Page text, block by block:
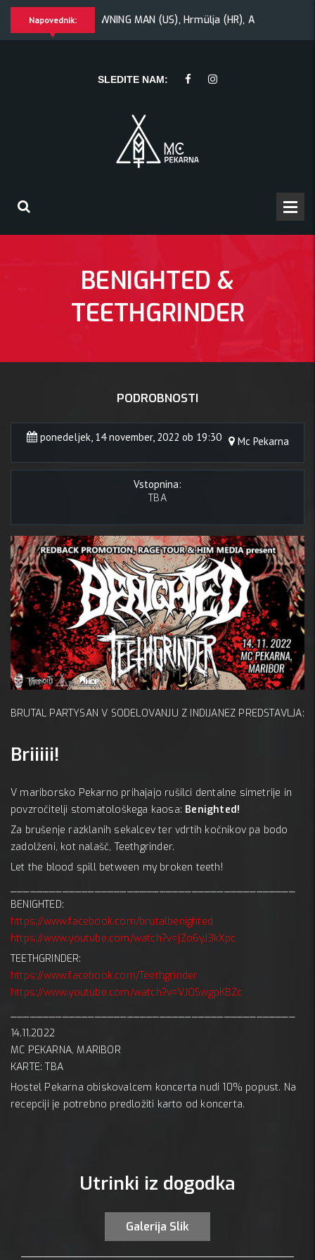
Napovednik:
Morywa
YAWNING MAN (US), Hrmülja (HR), A Gram trip (HR)
(HR), A Gram trip (HR)
SLEDITE NAM:
BENIGHTED &
TEETHGRINDER
PODROBNOSTI
ponedeljek, 14 november, 2022 ob 19:30 Mc Pekarna
Vstopnina:
TBA
Mc
BRUTAL PARTYSAN V SODELOVANJU Z INDIJANEZ PREDSTAVLJA:
Briiiii!
V mariborsko Pekarno prihajajo rušilci dentalne simetrije in
povzročitelji stomatološkega kaosa: Benighted!
Za brušenje razklanih sekalcev ter vdrtih kočnikov pa bodo
zadolženi, kot nalašč, Teethgrinder.
Let the blood spill between my broken teeth!
BENIGHTED:
https://www.facebook.com/brutalbenighted
https://www.youtube.com/watch?v=jZo6yJ3kXpc
TEETHGRINDER:
https://www.facebook.com/Teethgrinder
https://www.youtube.com/watch?v=VJOSwgpKBZc
14.11.2022
MC PEKARNA, MARIBOR
KARTE: TBA
Hostel Pekarna obiskovalcem koncerta nudi 10% popust. Na
recepciji je potrebno predložiti karto od koncerta.
Utrinki iz dogodka
Galerija Slik